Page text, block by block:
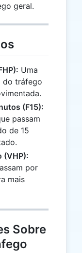
geral.
Uma
do tráfego
(F15):
passam
de 15
(VHP):
por
mais
Sobre